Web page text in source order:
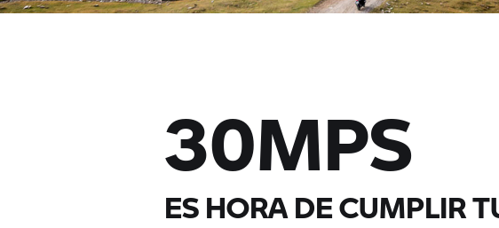
30MPS
ES HORA DE CUMPLIR